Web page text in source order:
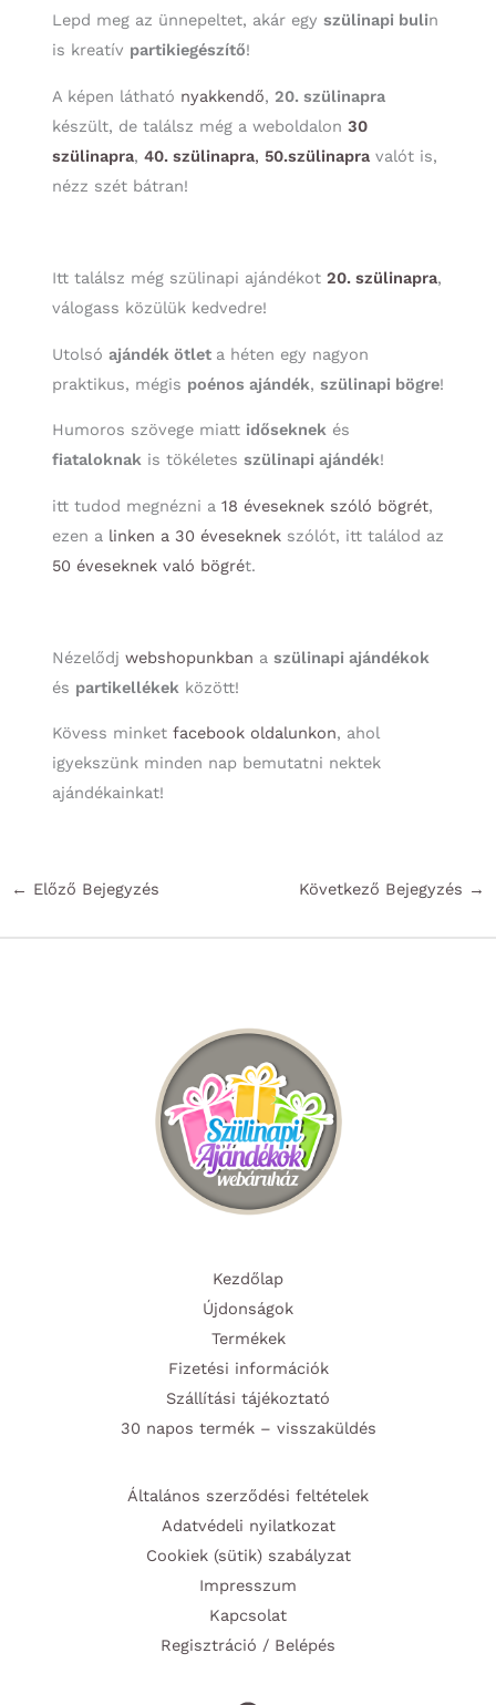
Lepd meg az ünnepeltet, akár egy szülinapi bulin
is kreatív partikiegészítő!
A képen látható nyakkendő, 20. szülinapra
készült, de találsz még a weboldalon 30
szülinapra, 40. szülinapra, 50.szülinapravalót is,
nézz szét bátran!
Itt találsz még szülinapi ajándékot 20. szülinapra,
válogass közülük kedvedre!
Utolsó ajándék ötlet a héten egy nagyon
praktikus, mégis poénos ajándék, szülinapi bögre!
Humoros szövege miatt időseknekés
fiataloknakis tökéletes szülinapi ajándék!
itt tudod megnézni a 18 éveseknek szóló bögrét,
ezen a linken a 30 éveseknek szólót, itt találod az
50 éveseknek való bögrét.
Nézelődj webshopunkban a szülinapi ajándékok
és partikellékekközött!
Kövess minket facebook oldalunkon, ahol
igyekszünk minden nap bemutatni nektek
ajándékainkat!
← Előző Bejegyzés Következő Bejegyzés →
Kezdőlap
Újdonságok
Termékek
Fizetési információk
Szállítási tájékoztató
30 napos termék – visszaküldés
Általános szerződési feltételek
Adatvédeli nyilatkozat
Cookiek (sütik) szabályzat
Impresszum
Kapcsolat
Regisztráció / Belépés